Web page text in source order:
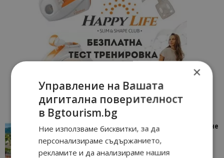
“Пощенска картичка от…”: Петрич – Изживяване
11/07/2026 11:22
×
Управление на Вашата
дигитална поверителност
в Bgtourism.bg
Ние използваме бисквитки, за да
персонализираме съдържанието,
рекламите и да анализираме нашия